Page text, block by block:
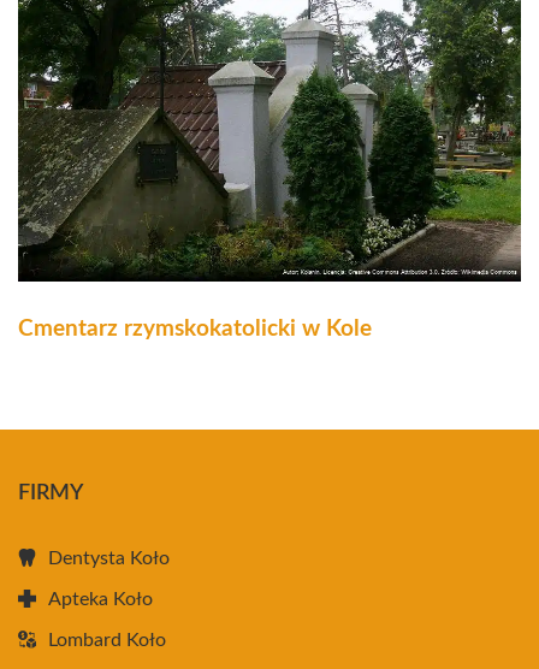
Cmentarz rzymskokatolicki w Kole
FIRMY
Dentysta Koło
Apteka Koło
Lombard Koło